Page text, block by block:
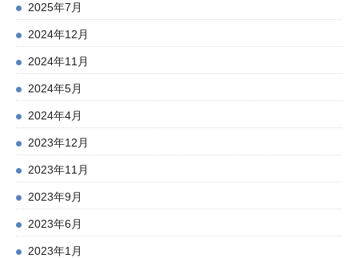
2025年7月
2024年12月
2024年11月
2024年5月
2024年4月
2023年12月
2023年11月
2023年9月
2023年6月
2023年1月